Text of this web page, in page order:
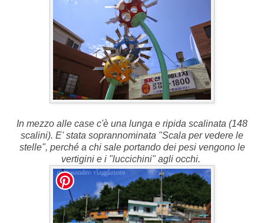
In mezzo alle case c'è una lunga e ripida scalinata (148
scalini). E' stata soprannominata "Scala per vedere le
stelle", perché a chi sale portando dei pesi vengono le
vertigini e i "luccichini" agli occhi.